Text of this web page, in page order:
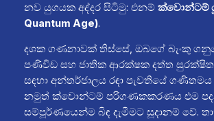
නව යුගයක අද්දර සිටිමු: එනම් ක්වොන්ටම්
Quantum Age).
දශක ගණනාවක් තිස්සේ, ඔබගේ බැංකු
පණිවිඩ සහ ජාතික ආරක්ෂක දත්ත
සඳහා අන්තර්ජාලය රඳා පැවතියේ
නමුත් ක්වොන්ටම් පරිගණකකරණය එම
සම්පූර්ණයෙන්ම බිඳ දැමීමට සූදානම් වේ.